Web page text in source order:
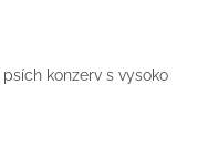
psích konzerv s vysoko